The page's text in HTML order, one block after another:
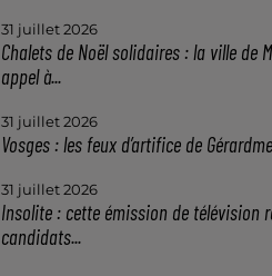
31 juillet 2026
Chalets de Noël solidaires : la ville de
appel à...
31 juillet 2026
Vosges : les feux d’artifice de
31 juillet 2026
Insolite : cette émission de télévision
candidats...